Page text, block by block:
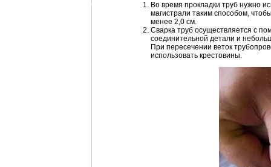
Во время прокладки труб нужно
магистрали таким способом,
менее 2,0 см.
Сварка труб осуществляется с
соединительной детали и
При пересечении веток
использовать крестовины.